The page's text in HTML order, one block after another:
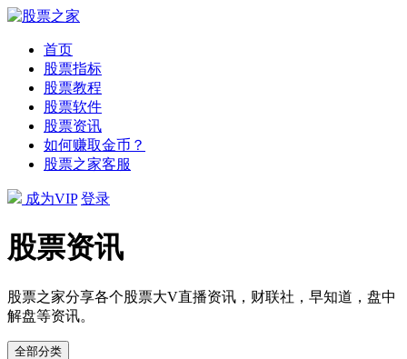
首页
股票指标
股票教程
股票软件
股票资讯
如何赚取金币？
股票之家客服
成为VIP 登录
股票资讯
股票之家分享各个股票大V直播资讯，财联社，早知道，盘中
解盘等资讯。
全部分类